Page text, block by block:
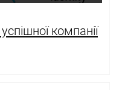
компанії